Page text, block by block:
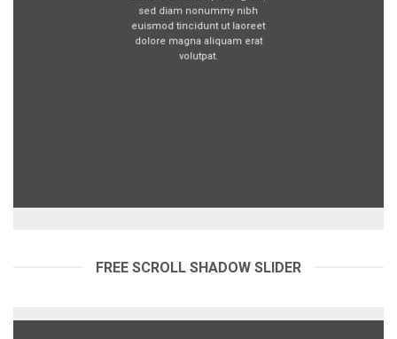
sed diam nonummy nibh
euismod tincidunt ut laoreet
dolore magna aliquam erat
volutpat.
FREE SCROLL SHADOW SLIDER